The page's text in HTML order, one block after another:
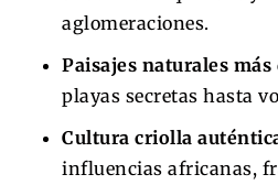
aglomeraciones.
Paisajes naturales más
playas secretas hasta
Cultura criolla
influencias africanas,